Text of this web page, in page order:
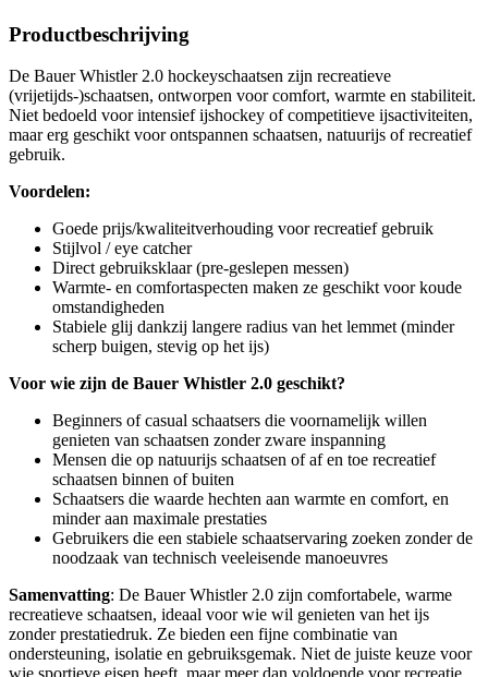
Productbeschrijving
De Bauer Whistler 2.0 hockeyschaatsen zijn recreatieve
(vrijetijds-)schaatsen, ontworpen voor comfort, warmte en stabiliteit.
Niet bedoeld voor intensief ijshockey of competitieve ijsactiviteiten,
maar erg geschikt voor ontspannen schaatsen, natuurijs of recreatief
gebruik.
Voordelen:
Goede prijs/kwaliteitverhouding voor recreatief gebruik
Stijlvol / eye catcher
Direct gebruiksklaar (pre-geslepen messen)
Warmte- en comfortaspecten maken ze geschikt voor koude
omstandigheden
Stabiele glij dankzij langere radius van het lemmet (minder
scherp buigen, stevig op het ijs)
Voor wie zijn de Bauer Whistler 2.0 geschikt?
Beginners of casual schaatsers die voornamelijk willen
genieten van schaatsen zonder zware inspanning
Mensen die op natuurijs schaatsen of af en toe recreatief
schaatsen binnen of buiten
Schaatsers die waarde hechten aan warmte en comfort, en
minder aan maximale prestaties
Gebruikers die een stabiele schaatservaring zoeken zonder de
noodzaak van technisch veeleisende manoeuvres
Samenvatting: De Bauer Whistler 2.0 zijn comfortabele, warme
recreatieve schaatsen, ideaal voor wie wil genieten van het ijs
zonder prestatiedruk. Ze bieden een fijne combinatie van
ondersteuning, isolatie en gebruiksgemak. Niet de juiste keuze voor